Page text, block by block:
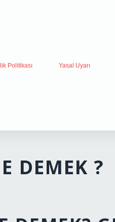
Politikası Yasal Uyarı
DEMEK ?